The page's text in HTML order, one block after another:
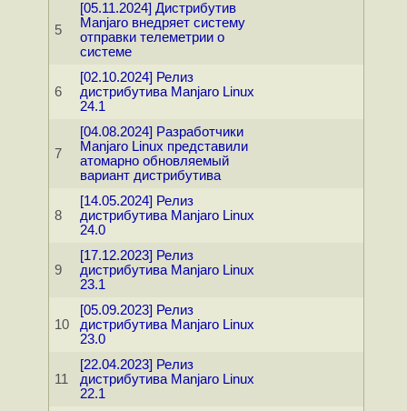
5
[05.11.2024] Дистрибутив
Manjaro внедряет систему
отправки телеметрии о
системе
6
[02.10.2024] Релиз
дистрибутива Manjaro Linux
24.1
7
[04.08.2024] Разработчики
Manjaro Linux представили
атомарно обновляемый
вариант дистрибутива
8
[14.05.2024] Релиз
дистрибутива Manjaro Linux
24.0
9
[17.12.2023] Релиз
дистрибутива Manjaro Linux
23.1
10
[05.09.2023] Релиз
дистрибутива Manjaro Linux
23.0
11
[22.04.2023] Релиз
дистрибутива Manjaro Linux
22.1